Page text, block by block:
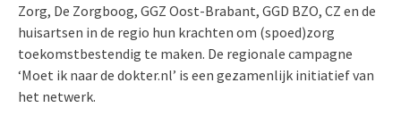
Zorg, De Zorgboog, GGZ Oost-Brabant, GGD BZO, CZ en de
huisartsen in de regio hun krachten om (spoed)zorg
toekomstbestendig te maken. De regionale campagne
‘Moet ik naar de dokter.nl’ is een gezamenlijk initiatief van
het netwerk.